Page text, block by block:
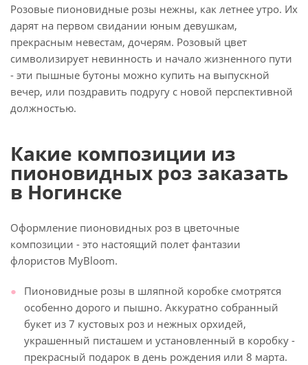
Розовые пионовидные розы нежны, как летнее утро. Их
дарят на первом свидании юным девушкам,
прекрасным невестам, дочерям. Розовый цвет
символизирует невинность и начало жизненного пути
- эти пышные бутоны можно купить на выпускной
вечер, или поздравить подругу с новой перспективной
должностью.
Какие композиции из
пионовидных роз заказать
в Ногинске
Оформление пионовидных роз в цветочные
композиции - это настоящий полет фантазии
флористов MyBloom.
Пионовидные розы в шляпной коробке смотрятся
особенно дорого и пышно. Аккуратно собранный
букет из 7 кустовых роз и нежных орхидей,
украшенный писташем и установленный в коробку -
прекрасный подарок в день рождения или 8 марта.